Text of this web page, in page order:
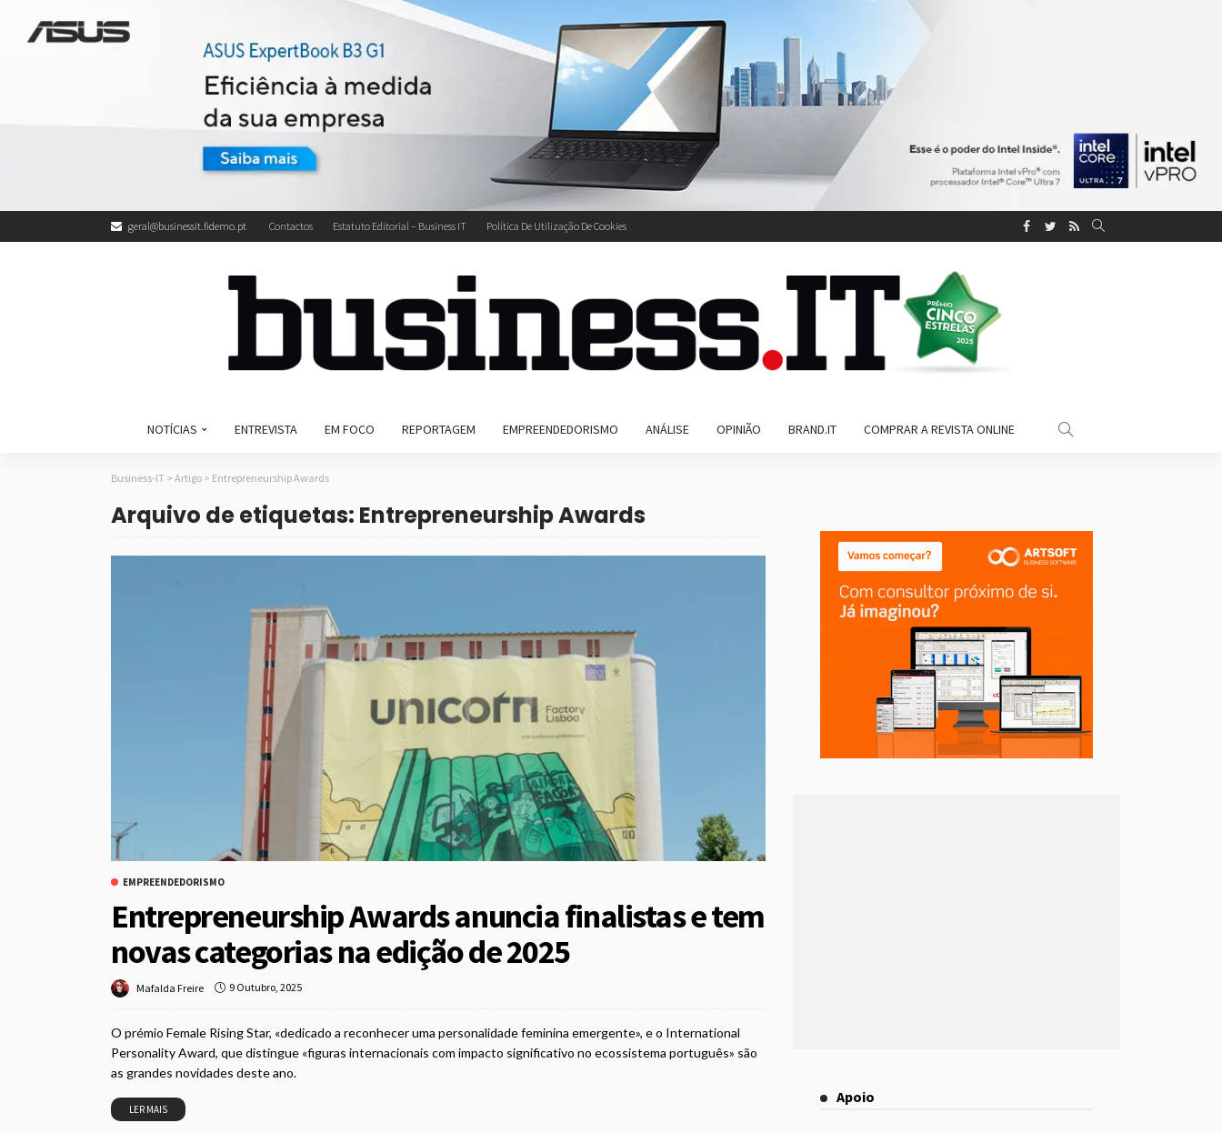
geral@businessit.fidemo.pt Contactos Estatuto Editorial – Business IT Política De Utilização De Cookies
NOTÍCIAS ENTREVISTA EM FOCO REPORTAGEM EMPREENDEDORISMO ANÁLISE OPINIÃO BRAND.IT COMPRAR A REVISTA ONLINE
Business-IT > Artigo > Entrepreneurship Awards
Arquivo de etiquetas: Entrepreneurship Awards
EMPREENDEDORISMO
Entrepreneurship Awards anuncia finalistas e tem
novas categorias na edição de 2025
Mafalda Freire 9 Outubro, 2025
O prémio Female Rising Star, «dedicado a reconhecer uma personalidade feminina emergente», e o International
Personality Award, que distingue «figuras internacionais com impacto significativo no ecossistema português» são
as grandes novidades deste ano.
LER MAIS
Apoio